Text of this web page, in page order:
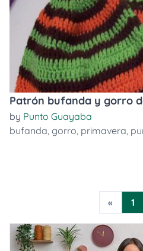
Patrón bufanda y gorro
by Punto Guayaba
bufanda, gorro, primavera,
« 1